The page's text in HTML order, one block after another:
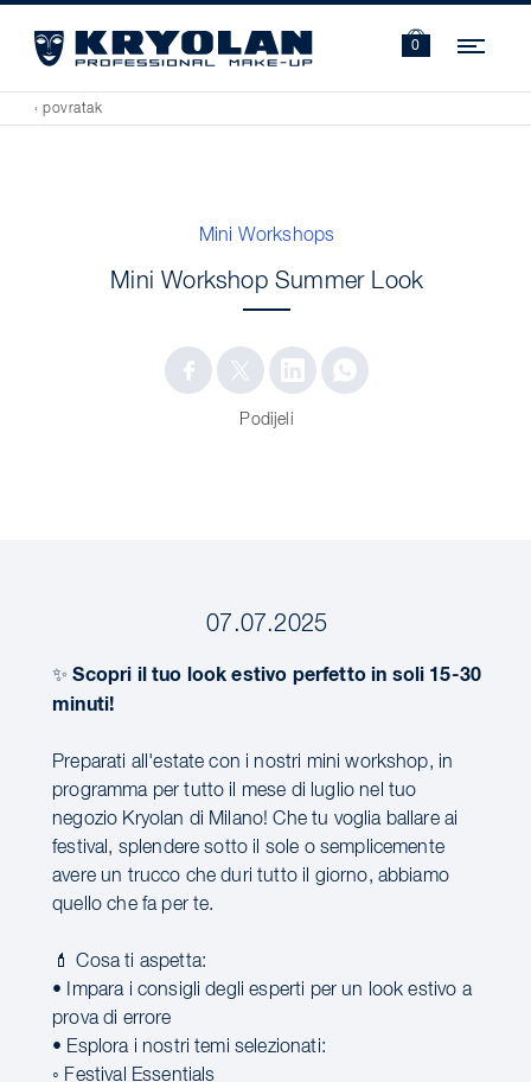
0
‹ povratak
Mini Workshops
Mini Workshop Summer Look
Podijeli
07.07.2025
✨Scopri il tuo look estivo perfetto in soli 15-30
minuti!
Preparati all'estate con i nostri mini workshop, in
programma per tutto il mese di luglio nel tuo
negozio Kryolan di Milano! Che tu voglia ballare ai
festival, splendere sotto il sole o semplicemente
avere un trucco che duri tutto il giorno, abbiamo
quello che fa per te.
💄 Cosa ti aspetta:
• Impara i consigli degli esperti per un look estivo a
prova di errore
• Esplora i nostri temi selezionati:
◦ Festival Essentials